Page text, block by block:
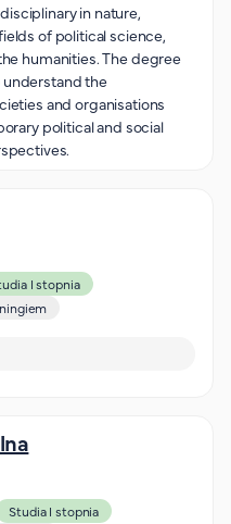
in nature,
of political science,
humanities. The degree
the
and organisations
political and social
I stopnia
Studia I stopnia